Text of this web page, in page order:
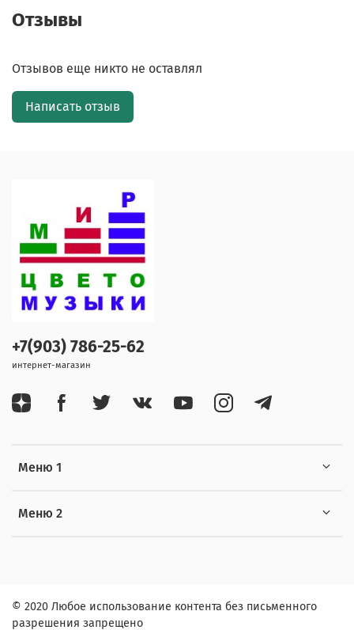
Отзывы
Отзывов еще никто не оставлял
Написать отзыв
Меню 1
Меню 2
+7(903) 786-25-62
интернет-магазин
© 2020 Любое использование контента без письменного
разрешения запрещено